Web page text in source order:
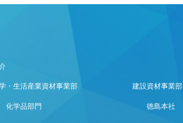
・生活産業資材事業部
化学品部門
建設資材事業部
徳島本社